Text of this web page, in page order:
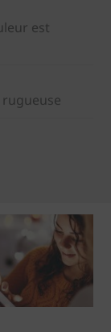
est